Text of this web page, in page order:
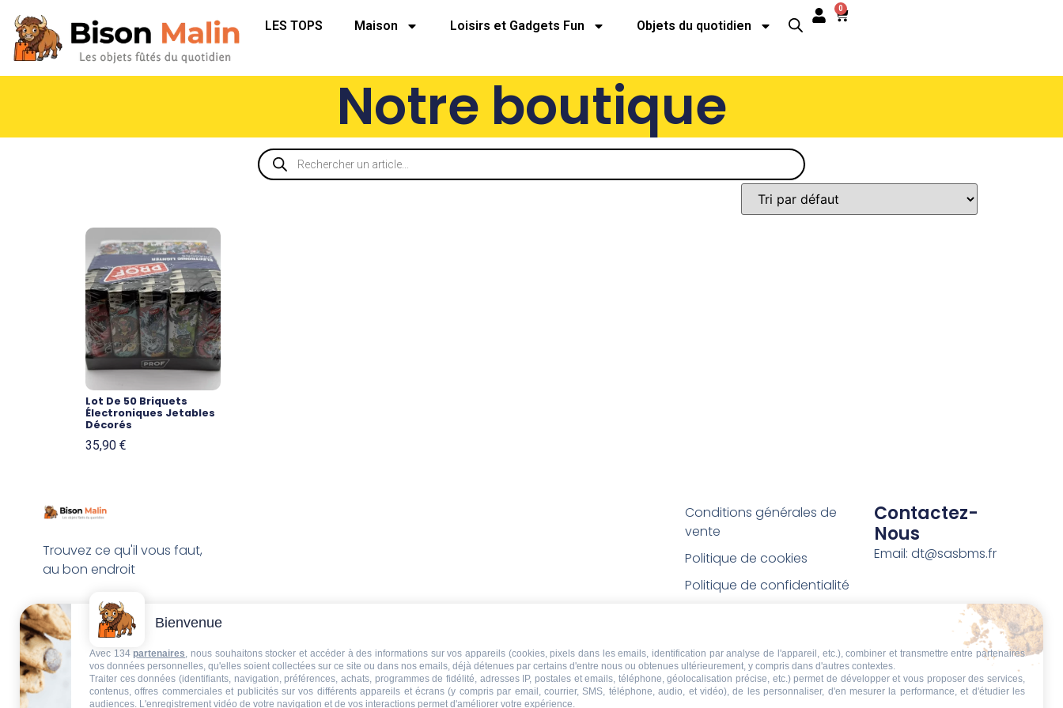
LES TOPS Maison Loisirs et Gadgets Fun Objets du quotidien
0
Notre boutique
Lot De 50 Briquets
Électroniques Jetables
Décorés
35,90 €
Trouvez ce qu'il vous faut,
au bon endroit
Conditions générales de
vente
Politique de cookies
Politique de confidentialité
remboursement
Droit de rétractation
Contactez-
Nous
Email: dt@sasbms.fr
Bienvenue
Avec 134 partenaires, nous souhaitons stocker et accéder à des informations sur vos appareils (cookies, pixels dans les emails, identification par analyse de l'appareil, etc.), combiner et transmettre entre partenaires
vos données personnelles, qu'elles soient collectées sur ce site ou dans nos emails, déjà détenues par certains d'entre nous ou obtenues ultérieurement, y compris dans d'autres contextes.
Traiter ces données (identifiants, navigation, préférences, achats, programmes de fidélité, adresses IP, postales et emails, téléphone, géolocalisation précise, etc.) permet de développer et vous proposer des services,
contenus, offres commerciales et publicités sur vos différents appareils et écrans (y compris par email, courrier, SMS, téléphone, audio, et vidéo), de les personnaliser, d'en mesurer la performance, et d'étudier les
audiences. L'enregistrement vidéo de votre navigation et de vos interactions permet d'améliorer votre expérience.